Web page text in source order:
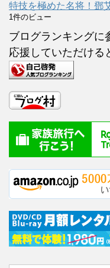
特技を極めた名将！鄧
1件のビュー
ブログランキングに
応援していただける